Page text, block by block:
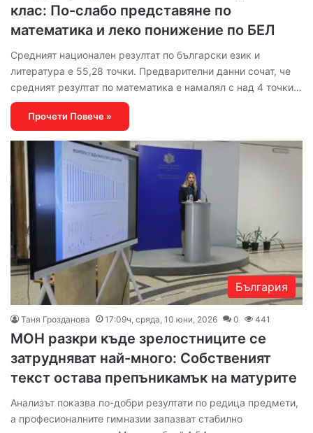
клас: По-слабо представяне по
математика и леко понижение по БЕЛ
Средният национален резултат по български език и
литература е 55,28 точки. Предварителни данни сочат, че
средният резултат по математика е намалял с над 4 точки…
Прочети Повече »
България
Таня Грозданова 17:09ч, сряда, 10 юни, 2026 0 441
МОН разкри къде зрелостниците се
затрудняват най-много: Собственият
текст остава препъникамък на матурите
Анализът показва по-добри резултати по редица предмети,
а професионалните гимназии запазват стабилно